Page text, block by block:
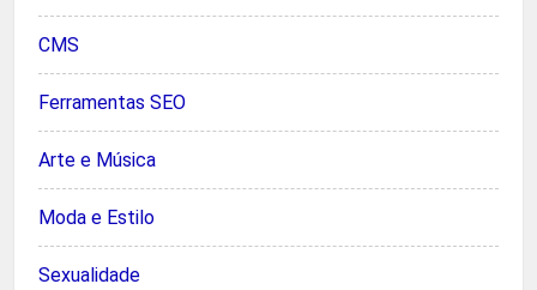
CMS
Ferramentas SEO
Arte e Música
Moda e Estilo
Sexualidade